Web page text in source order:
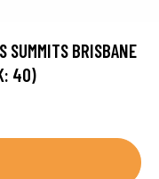
SUMMITS BRISBANE
40)